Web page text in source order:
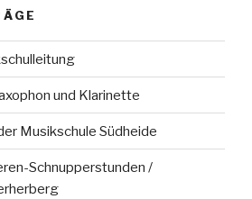
und Klarinette
Musikschule Südheide
Schnupperstunden /